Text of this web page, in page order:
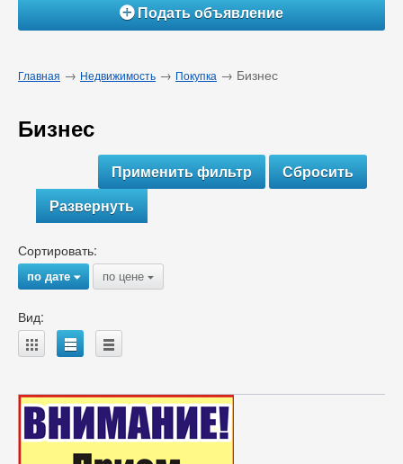
ÁПодать объявление
Главная → Недвижимость → Покупка → Бизнес
Бизнес
Развернуть
Сортировать:
по дате{ по цене {
Вид:
A B C